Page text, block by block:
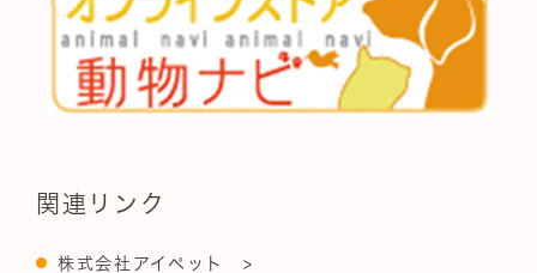
関連リンク
株式会社アイペット >